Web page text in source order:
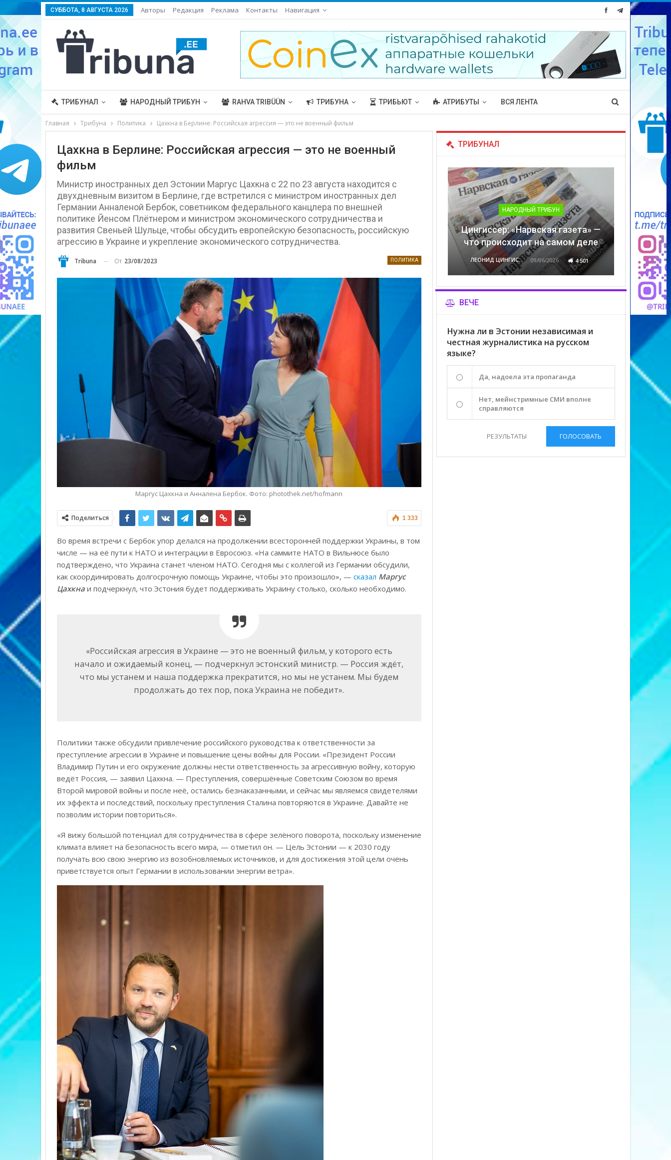
СУББОТА, 8 АВГУСТА 2026 Авторы Редакция Реклама Контакты Навигация
ТРИБУНАЛ НАРОДНЫЙ ТРИБУН RAHVA TRIBÜÜN ТРИБУНА ТРИБЬЮТ АТРИБУТЫ ВСЯ ЛЕНТА
Главная Трибуна Политика Цахкна в Берлине: Российская агрессия — это не военный фильм
Цахкна в Берлине: Российская агрессия — это не военный
фильм
Министр иностранных дел Эстонии Маргус Цахкна с 22 по 23 августа находится с
двухдневным визитом в Берлине, где встретился с министром иностранных дел
Германии Анналеной Бербок, советником федерального канцлера по внешней
политике Йенсом Плётнером и министром экономического сотрудничества и
развития Свеньей Шульце, чтобы обсудить европейскую безопасность, российскую
агрессию в Украине и укрепление экономического сотрудничества.
ПОЛИТИКА
Tribuna От 23/08/2023
Маргус Цахкна и Анналена Бербок. Фото: photothek.net/hofmann
1 333
Поделиться
Во время встречи с Бербок упор делался на продолжении всесторонней поддержки Украины, в том
числе — на её пути к НАТО и интеграции в Евросоюз. «На саммите НАТО в Вильнюсе было
подтверждено, что Украина станет членом НАТО. Сегодня мы с коллегой из Германии обсудили,
как скоординировать долгосрочную помощь Украине, чтобы это произошло», — сказал Маргус
Цахкнаи подчеркнул, что Эстония будет поддерживать Украину столько, сколько необходимо.
«Российская агрессия в Украине — это не военный фильм, у которого есть
начало и ожидаемый конец, — подчеркнул эстонский министр. — Россия ждёт,
что мы устанем и наша поддержка прекратится, но мы не устанем. Мы будем
продолжать до тех пор, пока Украина не победит».
Политики также обсудили привлечение российского руководства к ответственности за
преступление агрессии в Украине и повышение цены войны для России. «Президент России
Владимир Путин и его окружение должны нести ответственность за агрессивную войну, которую
ведёт Россия, — заявил Цахкна. — Преступления, совершённые Советским Союзом во время
Второй мировой войны и после неё, остались безнаказанными, и сейчас мы являемся свидетелями
их эффекта и последствий, поскольку преступления Сталина повторяются в Украине. Давайте не
позволим истории повториться».
«Я вижу большой потенциал для сотрудничества в сфере зелёного поворота, поскольку изменение
климата влияет на безопасность всего мира, — отметил он. — Цель Эстонии — к 2030 году
получать всю свою энергию из возобновляемых источников, и для достижения этой цели очень
приветствуется опыт Германии в использовании энергии ветра».
ТРИБУНАЛ
НАРОДНЫЙ ТРИБУН
Цингиссер: «Нарвская газета» —
что происходит на самом деле
ЛЕОНИД ЦИНГИССЕР 09/06/2026 4 501
ВЕЧЕ
Нужна ли в Эстонии независимая и
честная журналистика на русском
языке?
Да, надоела эта пропаганда
Нет, мейнстримные СМИ вполне
справляются
РЕЗУЛЬТАТЫ ГОЛОСОВАТЬ